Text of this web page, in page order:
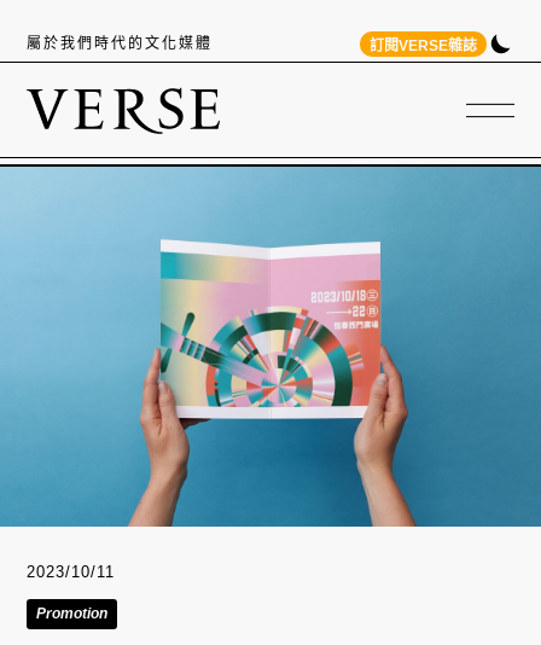
屬於我們時代的文化媒體 訂閱VERSE雜誌
2023/10/11
Promotion